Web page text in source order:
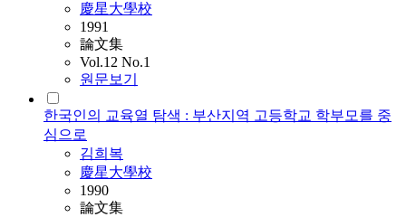
慶星大學校
1991
論文集
Vol.12 No.1
원문보기
한국인의 교육열 탐색 : 부산지역 고등학교 학부모를 중
심으로
김희복
慶星大學校
1990
論文集